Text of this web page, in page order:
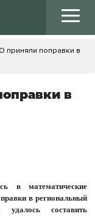
приняли поправки в
в
в математические
в региональный
составить